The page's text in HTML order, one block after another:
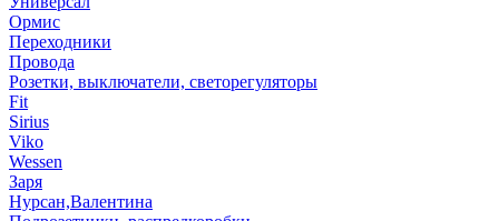
Ормис
Переходники
Провода
Розетки, выключатели, светорегуляторы
Fit
Sirius
Viko
Wessen
Заря
Нурсан,Валентина